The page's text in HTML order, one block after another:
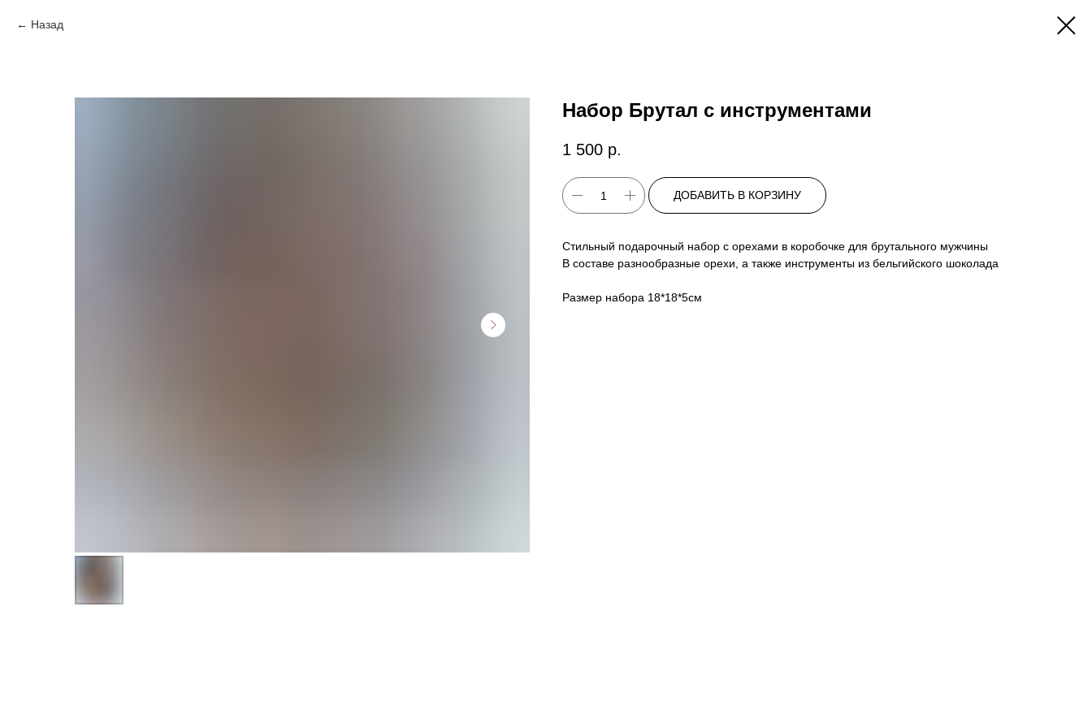
Назад
Набор Брутал с инструментами
1 500 р.
ДОБАВИТЬ В КОРЗИНУ
Стильный подарочный набор с орехами в коробочке для брутального мужчины
В составе разнообразные орехи, а также инструменты из бельгийского шоколада
Размер набора 18*18*5см